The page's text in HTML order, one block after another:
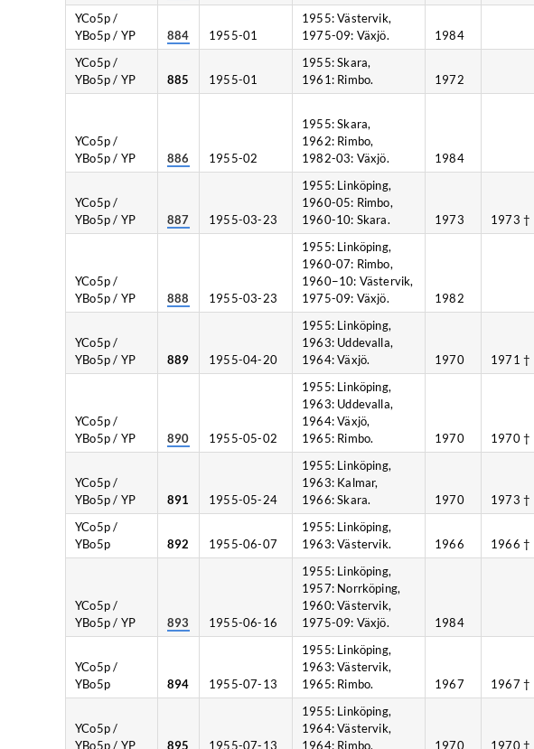
YCo5p /
YBo5p / YP
884 1955-01
1955: Västervik,
1975-09: Växjö.
1984
YCo5p /
YBo5p / YP
885 1955-01
1955: Skara,
1961: Rimbo.
1972
YCo5p /
YBo5p / YP
886 1955-02
1955: Skara,
1962: Rimbo,
1982-03: Växjö.
1984
YCo5p /
YBo5p / YP
887 1955-03-23
1955: Linköping,
1960-05: Rimbo,
1960-10: Skara.
1973 1973 †
YCo5p /
YBo5p / YP
888 1955-03-23
1955: Linköping,
1960-07: Rimbo,
1960−10: Västervik,
1975-09: Växjö.
1982
YCo5p /
YBo5p / YP
889 1955-04-20
1955: Linköping,
1963: Uddevalla,
1964: Växjö.
1970 1971 †
YCo5p /
YBo5p / YP
890 1955-05-02
1955: Linköping,
1963: Uddevalla,
1964: Växjö,
1965: Rimbo.
1970 1970 †
YCo5p /
YBo5p / YP
891 1955-05-24
1955: Linköping,
1963: Kalmar,
1966: Skara.
1970
1973 †
YCo5p /
YBo5p
892 1955-06-07
1955: Linköping,
1963: Västervik.
1966 1966 †
YCo5p /
YBo5p / YP
893 1955-06-16
1955: Linköping,
1957: Norrköping,
1960: Västervik,
1975-09: Växjö.
1984
YCo5p /
YBo5p
894 1955-07-13
1955: Linköping,
1963: Västervik,
1965: Rimbo.
1967 1967 †
YCo5p /
YBo5p / YP
895 1955-07-13
1955: Linköping,
1964: Västervik,
1964: Rimbo.
1970 1970 †